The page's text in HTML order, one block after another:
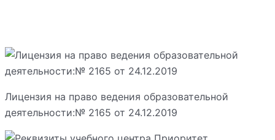
Лицензия на право ведения образовательной
деятельности:№ 2165 от 24.12.2019